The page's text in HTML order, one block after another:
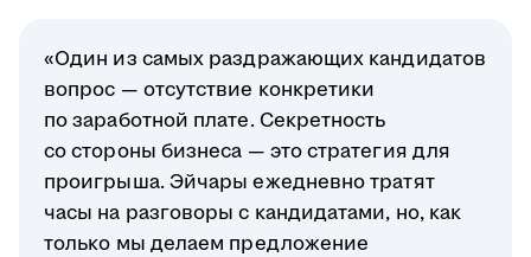
«Один из самых раздражающих кандидатов
вопрос — отсутствие конкретики
по заработной плате. Секретность
со стороны бизнеса — это стратегия для
проигрыша. Эйчары ежедневно тратят
часы на разговоры с кандидатами, но, как
только мы делаем предложение